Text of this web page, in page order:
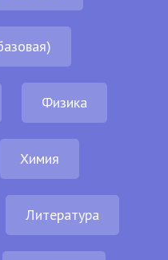
Физика
Химия
Литература